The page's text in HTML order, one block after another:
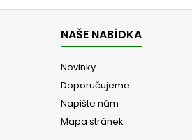
NAŠE NABÍDKA
Novinky
Doporučujeme
Napište nám
Mapa stránek